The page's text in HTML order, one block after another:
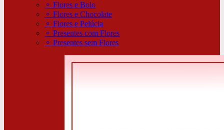
⚬Flores e Bolo
⚬Flores e Chocolate
⚬Flores e Pelúcia
⚬Presentes com Flores
⚬Presentes sem Flores